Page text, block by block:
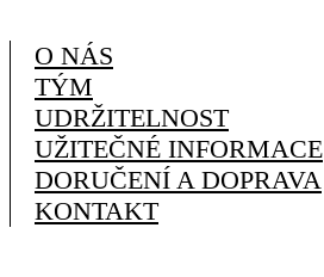
O NÁS
TÝM
UDRŽITELNOST
UŽITEČNÉ INFORMACE
DORUČENÍ A DOPRAVA
KONTAKT